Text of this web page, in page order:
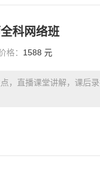
科网络班
格： 1588 元
，直播课堂讲解，课后